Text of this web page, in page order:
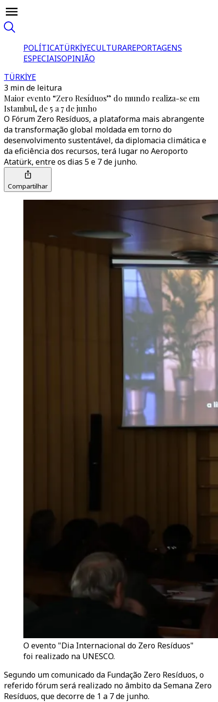
POLÍTICATÜRKİYECULTURAREPORTAGENS
ESPECIAISOPINIÃO
TÜRKİYE
3 min de leitura
Maior evento “Zero Resíduos” do mundo realiza-se em
Istambul, de 5 a 7 de junho
O Fórum Zero Resíduos, a plataforma mais abrangente
da transformação global moldada em torno do
desenvolvimento sustentável, da diplomacia climática e
da eficiência dos recursos, terá lugar no Aeroporto
Atatürk, entre os dias 5 e 7 de junho.
Compartilhar
O evento "Dia Internacional do Zero Resíduos"
foi realizado na UNESCO.
Segundo um comunicado da Fundação Zero Resíduos, o
referido fórum será realizado no âmbito da Semana Zero
Resíduos, que decorre de 1 a 7 de junho.